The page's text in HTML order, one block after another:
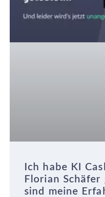
Ich habe KI
Florian
sind meine